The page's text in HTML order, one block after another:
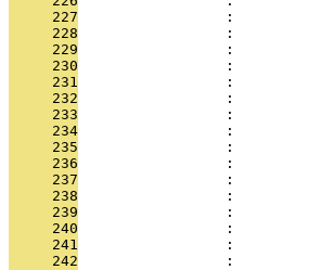
     227
:
     228
:
     229
:
     230
:
     231
:
     232
:
     233
:
     234
:
     235
:
     236
:
     237
:
     238
:
     239
:
     240
:
     241
:
     242
: